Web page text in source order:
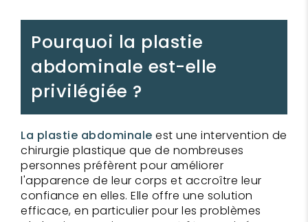
Pourquoi la plastie
abdominale est-elle
privilégiée ?
La plastie abdominale est une intervention de
chirurgie plastique que de nombreuses
personnes préfèrent pour améliorer
l'apparence de leur corps et accroître leur
confiance en elles. Elle offre une solution
efficace, en particulier pour les problèmes